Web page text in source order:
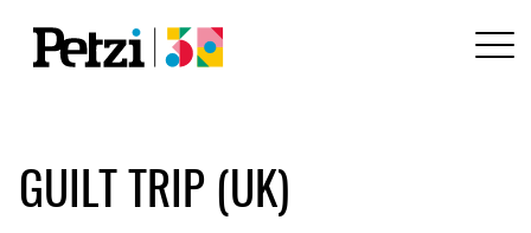
GUILT TRIP (UK)